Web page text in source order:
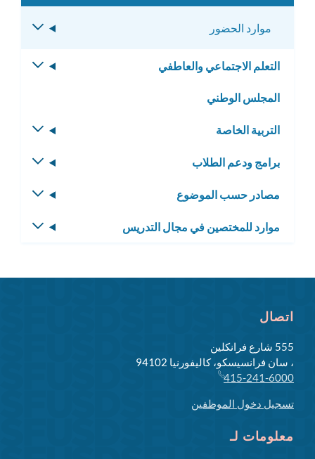
القائمة
موارد الحضور
التعلم الاجتماعي والعاطفي
المجلس الوطني
التربية الخاصة
برامج ودعم الطلاب
مصادر حسب الموضوع
موارد للمختصين في مجال التدريس
اتصال
555 شارع فرانكلين
، سان فرانسيسكو، كاليفورنيا 94102
415-241-6000
تسجيل دخول الموظفين
معلومات لـ